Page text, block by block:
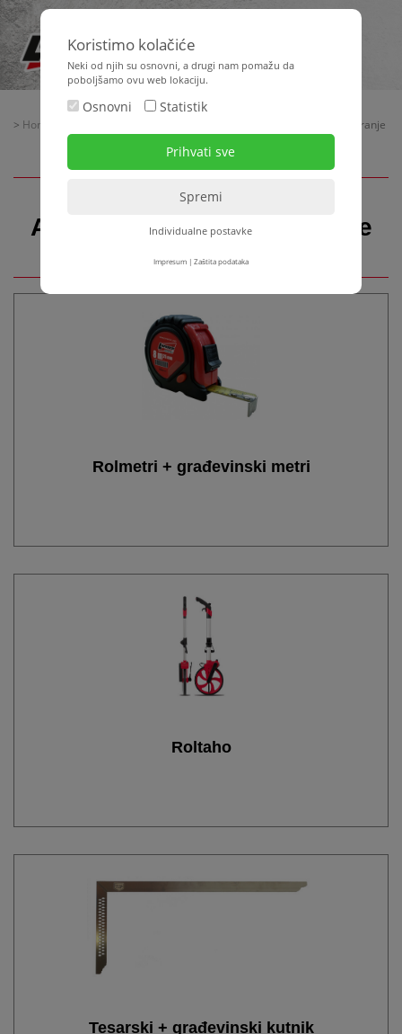
> Home > Alat za mjerenje i niveliranje
Alat za mjerenje i niveliranje
Rolmetri + građevinski metri
Roltaho
Tesarski + građevinski kutnik
Koristimo kolačiće
Neki od njih su osnovni, a drugi nam pomažu da
poboljšamo ovu web lokaciju.
Osnovni Statistik
Individualne postavke
Impresum| Zaštita podataka